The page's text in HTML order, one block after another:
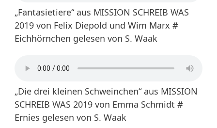
„Fantasietiere“ aus MISSION SCHREIB WAS
2019 von Felix Diepold und Wim Marx #
Eichhörnchen gelesen von S. Waak
„Die drei kleinen Schweinchen“ aus MISSION
SCHREIB WAS 2019 von Emma Schmidt #
Ernies gelesen von S. Waak